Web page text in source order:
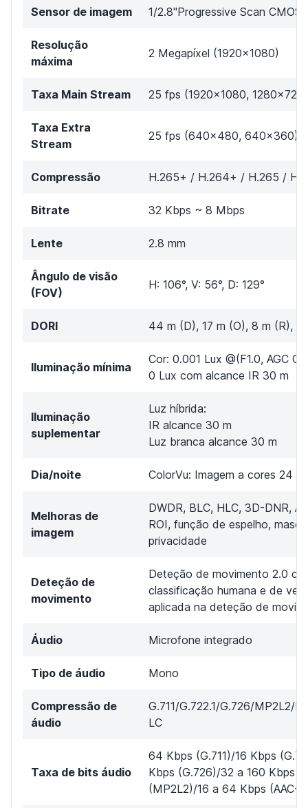
Sensor de imagem 1/2.8"Progressive Scan CMOS
Resolução
máxima
2 Megapíxel (1920x1080)
Taxa Main Stream 25 fps (1920×1080, 1280×720)
Taxa Extra
Stream
25 fps (640×480, 640x360)
Compressão H.265+ / H.264+ / H.265 /
Bitrate 32 Kbps ~ 8 Mbps
Lente 2.8 mm
Ângulo de visão
(FOV)
H: 106°, V: 56°, D: 129°
DORI 44 m (D), 17 m (O), 8 m (R), 4
Iluminação mínima
Cor: 0.001 Lux @(F1.0, AGC
0 Lux com alcance IR 30 m
Iluminação
suplementar
Luz híbrida:
IR alcance 30 m
Luz branca alcance 30 m
Dia/noite ColorVu: Imagem a cores 24
Melhoras de
imagem
DWDR, BLC, HLC, 3D-DNR,
ROI, função de espelho,
privacidade
Deteção de
movimento
Deteção de movimento 2.0
classificação humana e de
aplicada na deteção de
Áudio Microfone integrado
Tipo de áudio Mono
Compressão de
áudio
G.711/G.722.1/G.726/MP2L2/
LC
Taxa de bits áudio
64 Kbps (G.711)/16 Kbps
Kbps (G.726)/32 a 160 Kbps
(MP2L2)/16 a 64 Kbps (AAC-